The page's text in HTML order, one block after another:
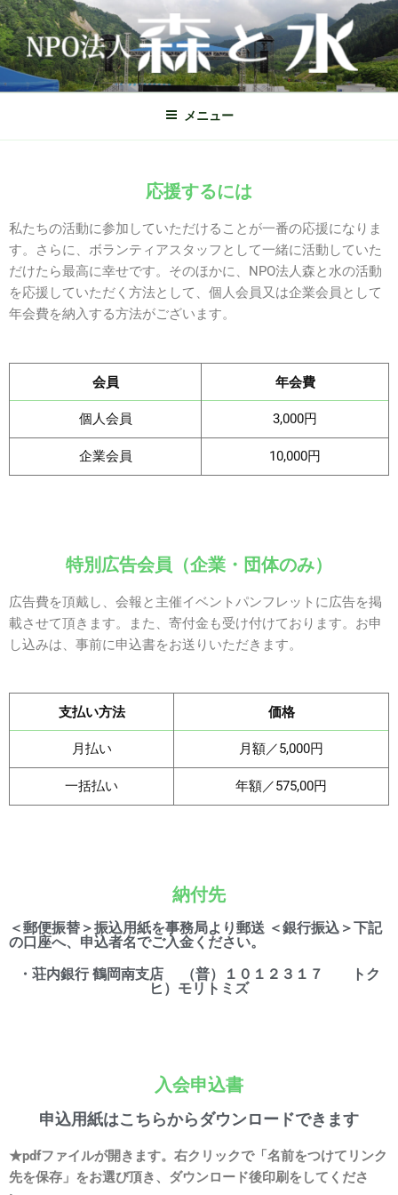
NPO法人 森と水
山形県鶴岡市のNPO法人 森と水
メニュー
応援するには
私たちの活動に参加していただけることが一番の応援になりま
す。さらに、ボランティアスタッフとして一緒に活動していた
だけたら最高に幸せです。そのほかに、NPO法人森と水の活動
を応援していただく方法として、個人会員又は企業会員として
年会費を納入する方法がございます。
会員 年会費
個人会員 3,000円
企業会員 10,000円
特別広告会員（企業・団体のみ）
広告費を頂戴し、会報と主催イベントパンフレットに広告を掲
載させて頂きます。また、寄付金も受け付けております。お申
し込みは、事前に申込書をお送りいただきます。
支払い方法 価格
月払い 月額／5,000円
一括払い 年額／575,00円
納付先
＜郵便振替＞振込用紙を事務局より郵送 ＜銀行振込＞下記
の口座へ、申込者名でご入金ください。
・荘内銀行 鶴岡南支店 （普）１０１２３１７ トク
ヒ）モリトミズ
入会申込書
申込用紙はこちらからダウンロードできます
★pdfファイルが開きます。右クリックで「名前をつけてリンク
先を保存」をお選び頂き、ダウンロード後印刷をしてくださ